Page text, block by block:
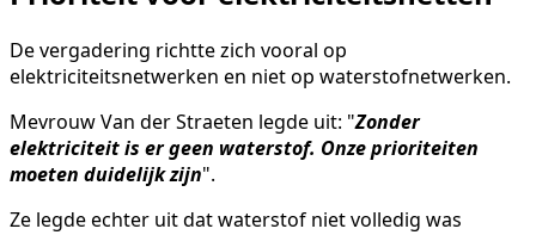
De vergadering richtte zich vooral op
elektriciteitsnetwerken en niet op waterstofnetwerken.
Mevrouw Van der Straeten legde uit: "Zonder
elektriciteit is er geen waterstof. Onze prioriteiten
moeten duidelijk zijn".
Ze legde echter uit dat waterstof niet volledig was